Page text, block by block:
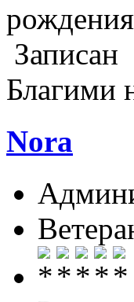
Записан
Благими
Nora